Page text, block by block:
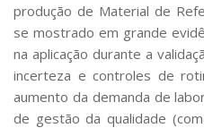
Apoio ao Estudante
Segurança, Trânsito e
RH, Administrativo e
Outros serviços
Comunicação
Assessorias e Mídias
produção de Material de
se mostrado em grande
na aplicação durante a
incerteza e controles de
aumento da demanda de
de gestão da qualidade